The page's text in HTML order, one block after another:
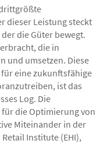
einem Umsatz von
Leistung steckt
die Güter bewegt.
die in
und umsetzen. Diese
eine zukunftsfähige
ist das
Log. Die
die Optimierung von
Miteinander in der